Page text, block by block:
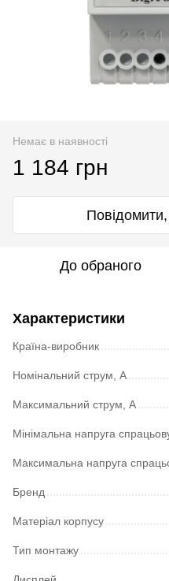
Немає в наявності
1 184 грн
До обраного
Характеристики
Країна-виробник
Номінальний струм, А
Максимальний струм, А
Мінімальна напруга
Максимальна напруга
Бренд
Матеріал корпусу
Тип монтажу